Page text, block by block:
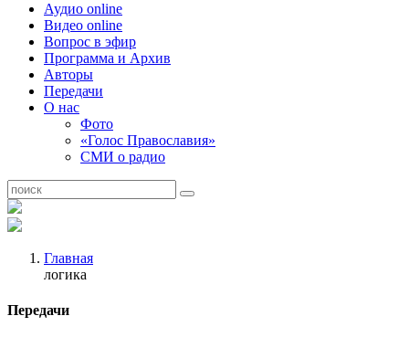
Аудио online
Видео online
Вопрос в эфир
Программа и Архив
Авторы
Передачи
О нас
Фото
«Голос Православия»
СМИ о радио
Главная
логика
Передачи